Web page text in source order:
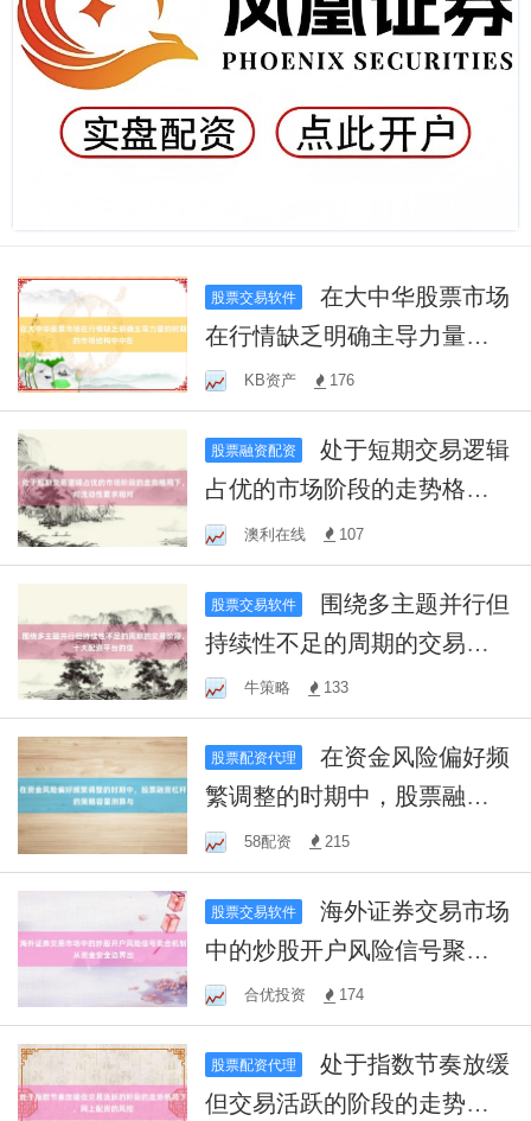
股票交易软件
在大中华股票市场
在行情缺乏明确主导力量的
时期的市场结构中中在
KB资产 176
股票融资配资
处于短期交易逻辑
占优的市场阶段的走势格局
下，对流动性要求相对
澳利在线 107
股票交易软件
持续性不足的周期的交易阶
段，十大配资平台的信
牛策略 133
股票配资代理
在资金风险偏好频
繁调整的时期中，股票融资
杠杆的策略容量测算与
58配资 215
股票交易软件
海外证券交易市场
中的炒股开户风险信号聚合
机制从资金安全边界出
合优投资 174
股票配资代理
处于指数节奏放缓
但交易活跃的阶段的走势格